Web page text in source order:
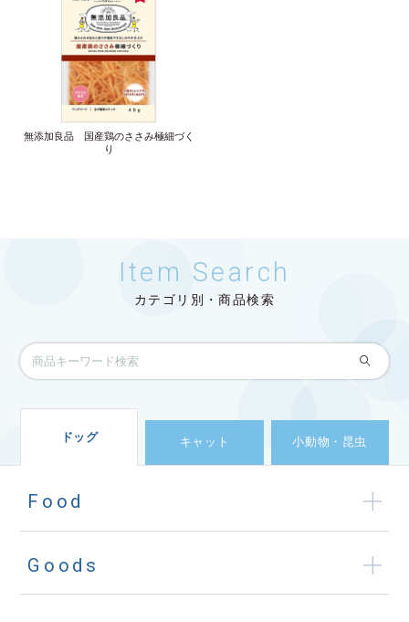
無添加良品 国産鶏のささみ極細づく
り
Item Search
カテゴリ別・商品検索
ドッグ キャット 小動物・昆虫
Food
Goods